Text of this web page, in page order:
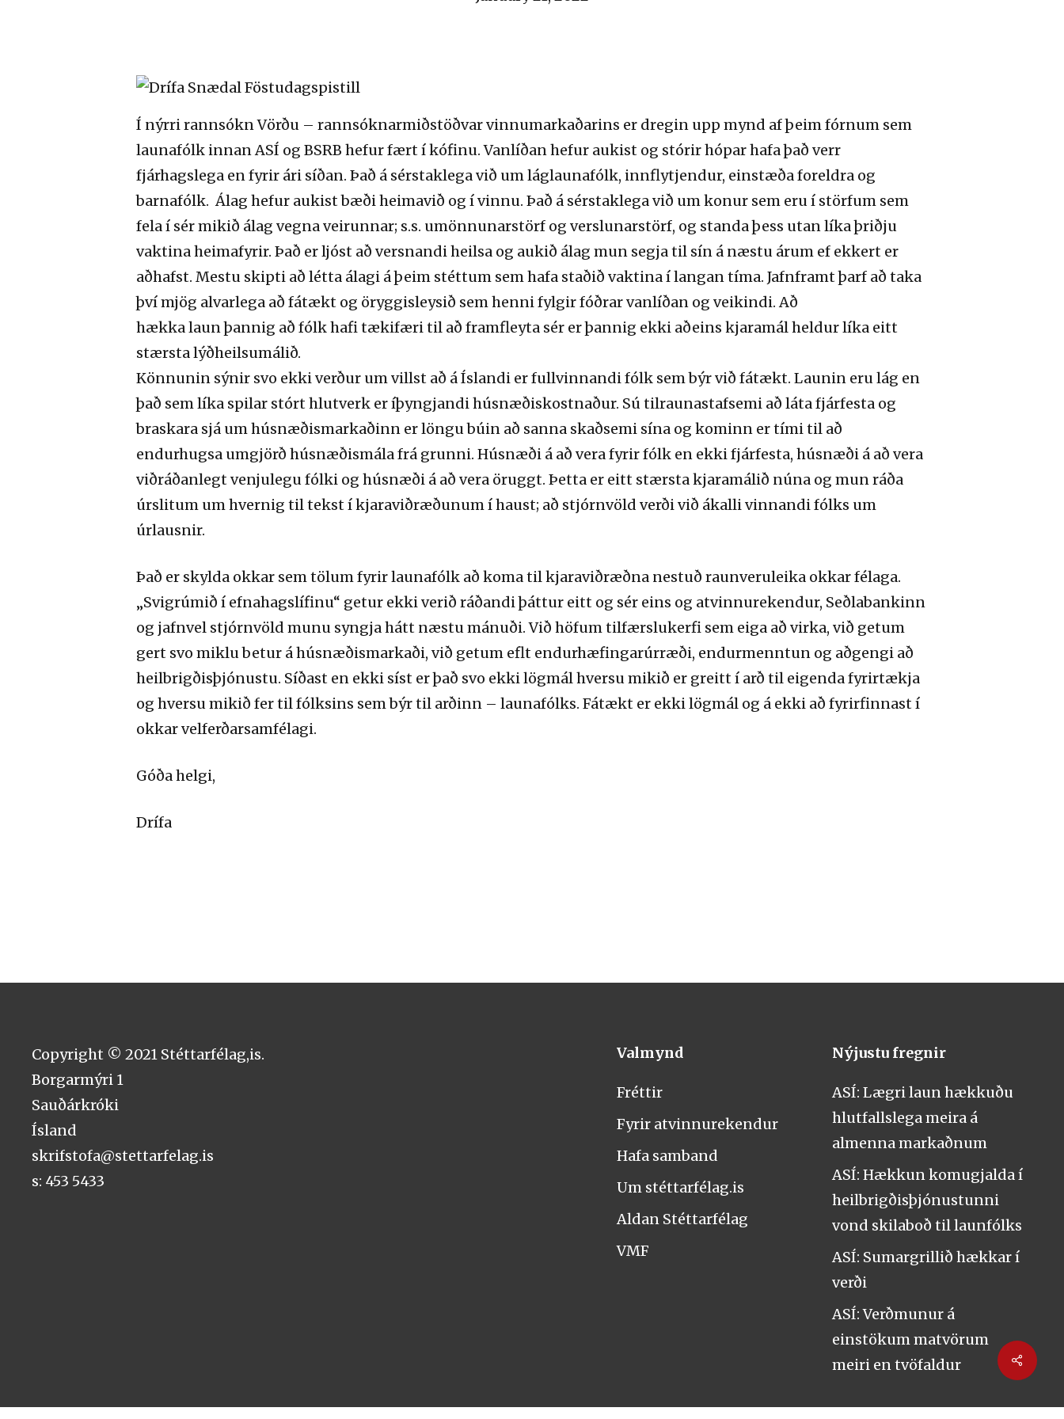
Í nýrri rannsókn Vörðu – rannsóknarmiðstöðvar vinnumarkaðarins er dregin upp mynd af þeim fórnum sem
launafólk innan ASÍ og BSRB hefur fært í kófinu.Vanlíðan hefur aukist og stórir hópar hafa það verr
fjárhagslega en fyrir ári síðan. Það á sérstaklega við um láglaunafólk, innflytjendur, einstæða foreldra og
barnafólk. Álag hefur aukist bæði heimavið og í vinnu. Það á sérstaklega við um konur sem eru í störfum sem
fela í sér mikið álag vegna veirunnar; s.s. umönnunarstörf og verslunarstörf, og standaþess utan líka þriðju
vaktina heimafyrir. Það er ljóst að versnandi heilsa og aukið álag mun segja til sín á næstu árum ef ekkert er
aðhafst. Mestu skipti að létta álagi áþeim stéttum sem hafa staðið vaktina í langan tíma. Jafnframt þarf að taka
því mjög alvarlega að fátækt og öryggisleysið sem henni fylgir fóðrar vanlíðan og veikindi. Að
hækkalaunþannig að fólk hafi tækifæri til að framfleyta sér er þannig ekki aðeins kjaramál heldur líka eitt
stærsta lýðheilsumálið.
Könnunin sýnir svo ekki verður um villst að á Íslandi erfullvinnandi fólk sem býr við fátækt. Launin eru lág en
það sem líka spilar stórt hlutverk er íþyngjandi húsnæðiskostnaður. Sú tilraunastafsemi að láta fjárfesta og
braskara sjá um húsnæðismarkaðinn er löngu búin að sanna skaðsemi sína og kominn er tími til að
endurhugsa umgjörð húsnæðismála frá grunni. Húsnæði á að vera fyrir fólk en ekki fjárfesta, húsnæði á að vera
viðráðanlegt venjulegu fólki og húsnæði á að vera öruggt. Þetta er eitt stærsta kjaramálið núna og mun ráða
úrslitum um hvernig til tekst í kjaraviðræðunum í haust; að stjórnvöld verði við ákalli vinnandi fólks um
úrlausnir.
Það er skylda okkar sem tölum fyrir launafólk að koma til kjaraviðræðna nestuð raunveruleika okkar félaga.
„Svigrúmið í efnahagslífinu“ getur ekki verið ráðandi þáttur eitt og sér eins og atvinnurekendur, Seðlabankinn
og jafnvel stjórnvöld munu syngja hátt næstu mánuði. Við höfum tilfærslukerfi sem eiga að virka, við getum
gert svo miklu betur á húsnæðismarkaði, við getum eflt endurhæfingarúrræði, endurmenntun og aðgengi að
heilbrigðisþjónustu. Síðast en ekki síst er það svo ekki lögmál hversu mikið er greitt í arð til eigenda fyrirtækja
og hversu mikið fer til fólksins sem býr til arðinn – launafólks. Fátækt er ekki lögmál og á ekki að fyrirfinnast í
okkar velferðarsamfélagi.
Góða helgi,
Drífa
Share
Copyright © 2021 Stéttarfélag,is.
Borgarmýri 1
Sauðárkróki
Ísland
skrifstofa@stettarfelag.is
s: 453 5433
Valmynd
Fréttir
Fyrir atvinnurekendur
Hafa samband
Um stéttarfélag.is
Aldan Stéttarfélag
VMF
Nýjustu fregnir
ASÍ: Lægri laun hækkuðu
hlutfallslega meira á
almenna markaðnum
ASÍ: Hækkun komugjalda í
heilbrigðisþjónustunni
vond skilaboð til launfólks
ASÍ: Sumargrillið hækkar í
verði
ASÍ: Verðmunur á
einstökum matvörum
meiri en tvöfaldur